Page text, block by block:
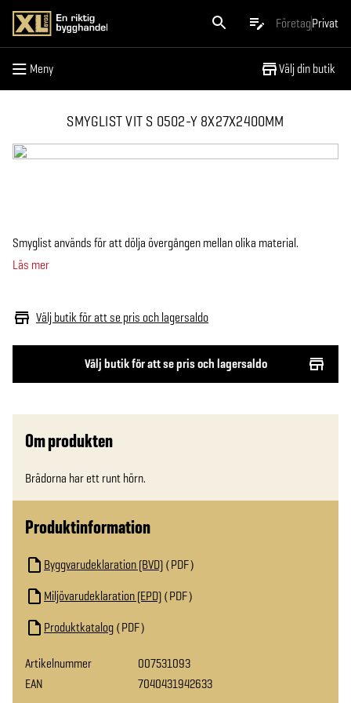
FöretagPrivat
Meny Välj din butik
Meny
SMYGLIST VIT S 0502-Y 8X27X2400MM
Välj butik för att se pris och lagersaldo
Välj butik för att se pris och lagersaldo
Smyglist används för att dölja övergången mellan olika material.
Läs mer
Om produkten
Brädorna har ett runt hörn.
Produktinformation
Byggvarudeklaration (BVD) PDF
Miljövarudeklaration (EPD) PDF
Produktkatalog PDF
Artikelnummer
007531093
EAN
7040431942633